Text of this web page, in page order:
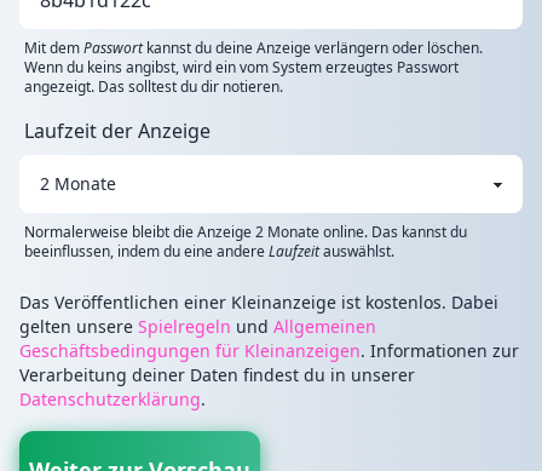
Mit demPasswortkannst du deine Anzeige verlängern oder löschen.
Wenn du keins angibst, wird ein vom System erzeugtes Passwort
angezeigt. Das solltest du dir notieren.
Laufzeit der Anzeige
Normalerweise bleibt die Anzeige 2 Monate online. Das kannst du
beeinflussen, indem du eine andereLaufzeitauswählst.
Das Veröffentlichen einer Kleinanzeige ist kostenlos. Dabei
gelten unsere Spielregeln und Allgemeinen
Geschäftsbedingungen für Kleinanzeigen. Informationen zur
Verarbeitung deiner Daten findest du in unserer
Datenschutzerklärung.